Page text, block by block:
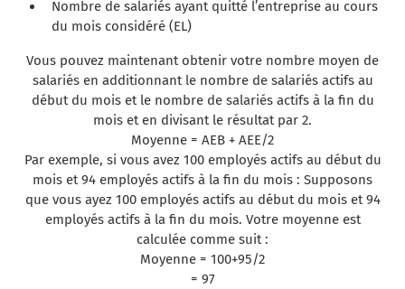
Nombre de salariés ayant quitté l’entreprise au cours
du mois considéré (EL)
Vous pouvez maintenant obtenir votre nombre moyen de
salariés en additionnant le nombre de salariés actifs au
début du mois et le nombre de salariés actifs à la fin du
mois et en divisant le résultat par 2.
Moyenne = AEB + AEE/2
Par exemple, si vous avez 100 employés actifs au début du
mois et 94 employés actifs à la fin du mois : Supposons
que vous ayez 100 employés actifs au début du mois et 94
employés actifs à la fin du mois. Votre moyenne est
calculée comme suit :
Moyenne = 100+95/2
= 97